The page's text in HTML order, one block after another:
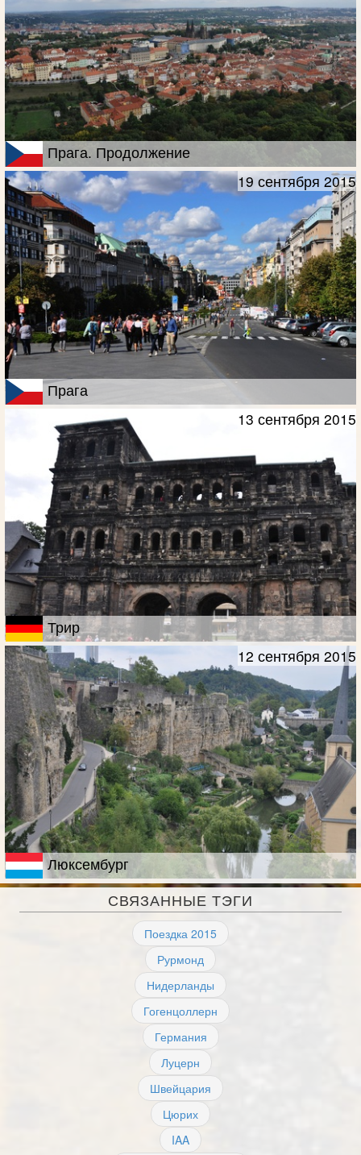
Прага. Продолжение
Прага
19 сентября 2015
Трир
13 сентября 2015
Люксембург
12 сентября 2015
СВЯЗАННЫЕ ТЭГИ
Поездка 2015
Рурмонд
Нидерланды
Гогенцоллерн
Германия
Луцерн
Швейцария
Цюрих
IAA